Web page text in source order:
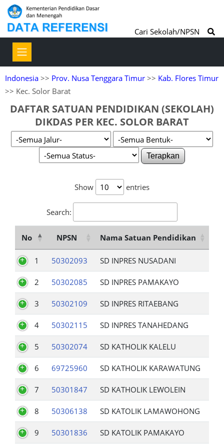
Cari Sekolah/NPSN
Indonesia >> Prov. Nusa Tenggara Timur >> Kab. Flores Timur
>> Kec. Solor Barat
DAFTAR SATUAN PENDIDIKAN (SEKOLAH)
DIKDAS PER KEC. SOLOR BARAT
Terapkan
Show entries
Search:
No NPSN Nama Satuan Pendidikan
1 50302093 SD INPRES NUSADANI
2 50302085 SD INPRES PAMAKAYO
3 50302109 SD INPRES RITAEBANG
4 50302115 SD INPRES TANAHEDANG
5 50302074 SD KATHOLIK KALELU
6 69725960 SD KATHOLIK KARAWATUNG
7 50301847 SD KATHOLIK LEWOLEIN
8 50306138 SD KATOLIK LAMAWOHONG
9 50301836 SD KATOLIK PAMAKAYO